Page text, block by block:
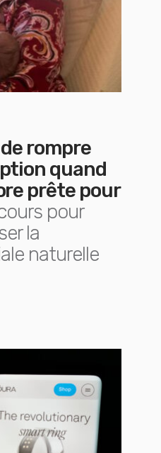
rompre
quand
prête pour
pour
la
naturelle